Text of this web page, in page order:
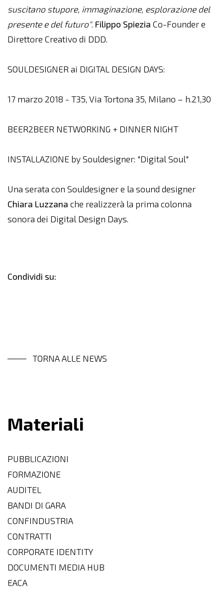
suscitano stupore, immaginazione, esplorazione del
presente e del futuro". Filippo Spiezia Co-Founder e
Direttore Creativo di DDD.
SOULDESIGNER ai DIGITAL DESIGN DAYS:
17 marzo 2018 - T35, Via Tortona 35, Milano – h.21,30
BEER2BEER NETWORKING + DINNER NIGHT
INSTALLAZIONE by Souldesigner: "Digital Soul"
Una serata con Souldesigner e la sound designer
Chiara Luzzana che realizzerà la prima colonna
sonora dei Digital Design Days.
Condividi su:
TORNA ALLE NEWS
Materiali
PUBBLICAZIONI
FORMAZIONE
AUDITEL
BANDI DI GARA
CONFINDUSTRIA
CONTRATTI
CORPORATE IDENTITY
DOCUMENTI MEDIA HUB
EACA